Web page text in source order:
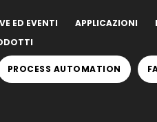
ED EVENTI APPLICAZIONI
PROCESS AUTOMATION